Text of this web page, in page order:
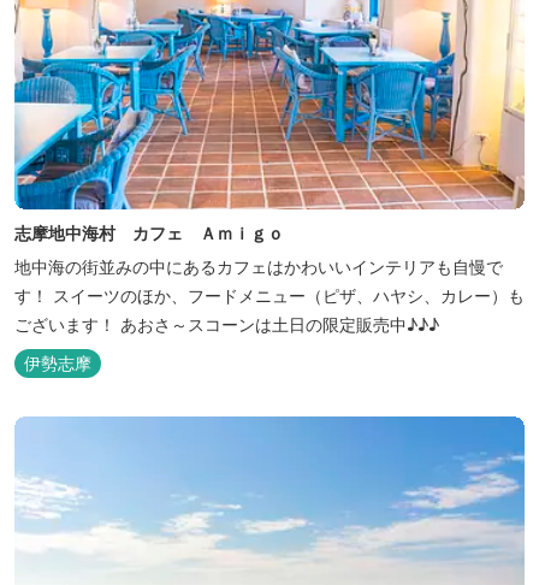
志摩地中海村 カフェ Ａｍｉｇｏ
地中海の街並みの中にあるカフェはかわいいインテリアも自慢で
す！ スイーツのほか、フードメニュー（ピザ、ハヤシ、カレー）も
ございます！ あおさ～スコーンは土日の限定販売中♪♪♪
伊勢志摩